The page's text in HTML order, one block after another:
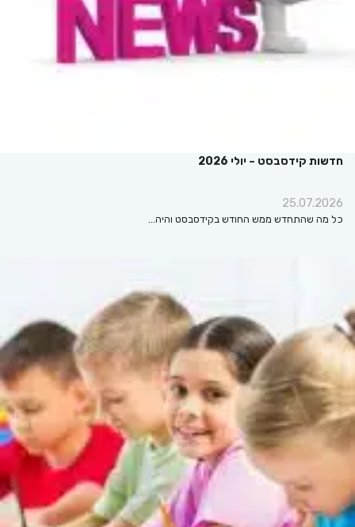
חדשות קידסבסט – יולי 2026
25.07.2026
כל מה שהתחדש ממש החודש בקידסבסט והיה…